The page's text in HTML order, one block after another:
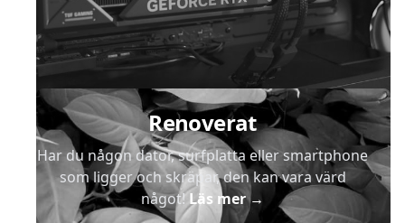
Renoverat
Har du någon dator, surfplatta eller smartphone
som ligger och skräpar, den kan vara värd
något!Läs mer→